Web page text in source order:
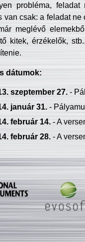
probléma, feladat
van csak: a feladat
meglévő
kitek, érzékelők,
dátumok:
szeptember 27.-
január 31.-
február 14.- A
február 28.- A